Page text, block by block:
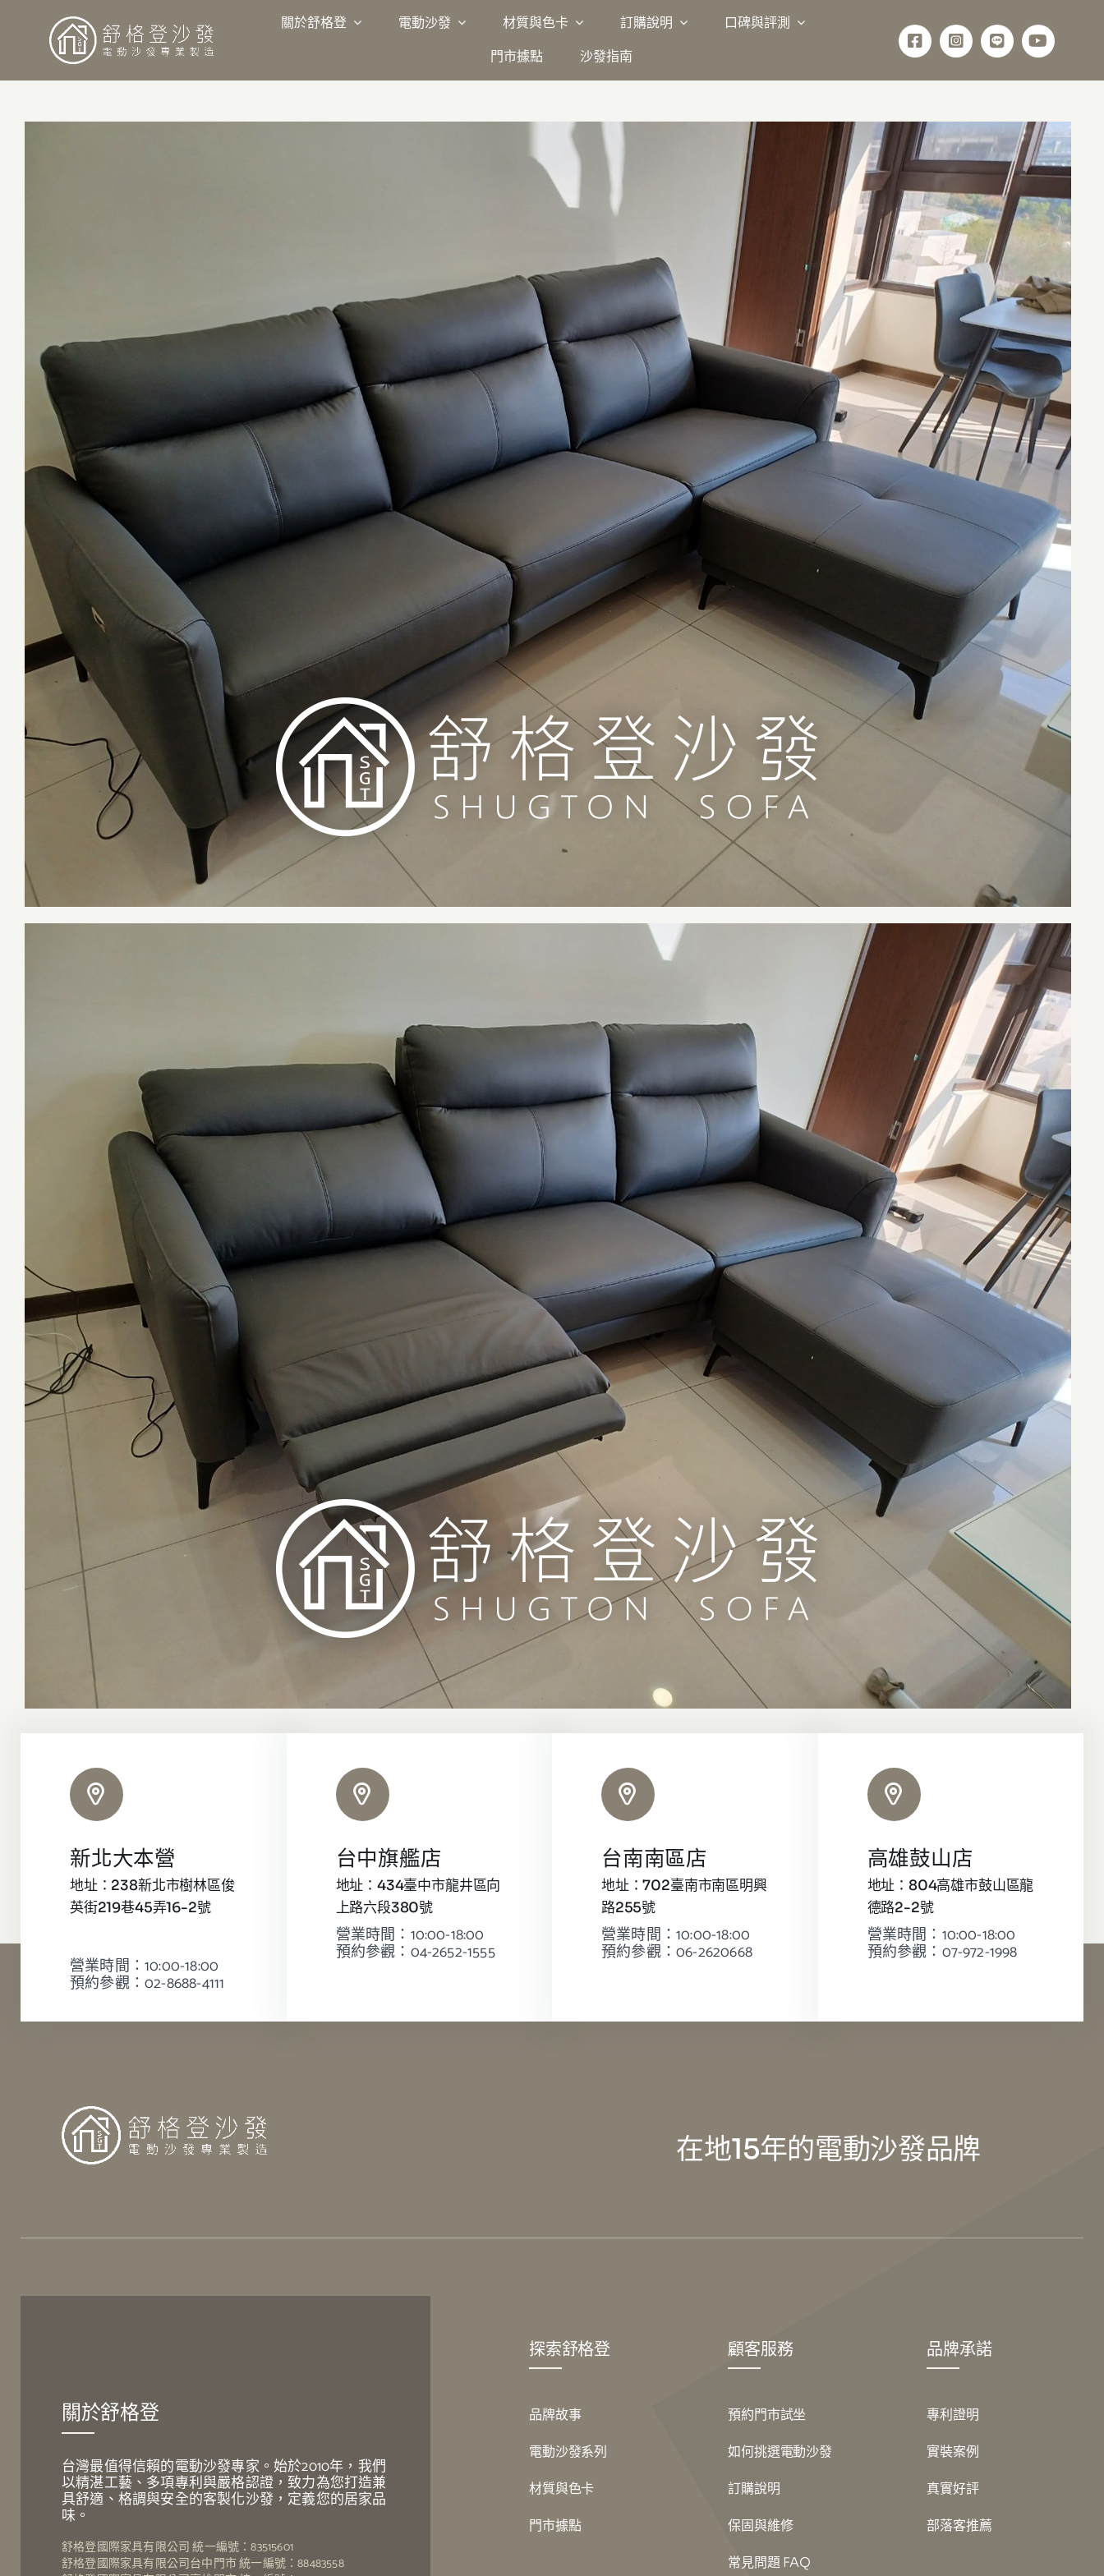
關於舒格登 電動沙發 材質與色卡 訂購說明 口碑與評測
門市據點 沙發指南
新北大本營
地址：238新北市樹林區俊
英街219巷45弄16-2號
營業時間：10:00-18:00
預約參觀：02-8688-4111
台中旗艦店
地址：434臺中市龍井區向
上路六段380號
營業時間：10:00-18:00
預約參觀：04-2652-1555
台南南區店
地址：702臺南市南區明興
路255號
營業時間：10:00-18:00
預約參觀：06-2620668
高雄鼓山店
地址：804高雄市鼓山區龍
德路2-2號
營業時間：10:00-18:00
預約參觀：07-972-1998
在地15年的電動沙發品牌
關於舒格登
台灣最值得信賴的電動沙發專家。始於2010年，我們
以精湛工藝、多項專利與嚴格認證，致力為您打造兼
具舒適、格調與安全的客製化沙發，定義您的居家品
味。
舒格登國際家具有限公司 統一編號：83515601
舒格登國際家具有限公司台中門市 統一編號：88483558
探索舒格登
品牌故事
電動沙發系列
材質與色卡
門市據點
顧客服務
預約門市試坐
如何挑選電動沙發
訂購說明
保固與維修
常見問題 FAQ
品牌承諾
專利證明
實裝案例
真實好評
部落客推薦